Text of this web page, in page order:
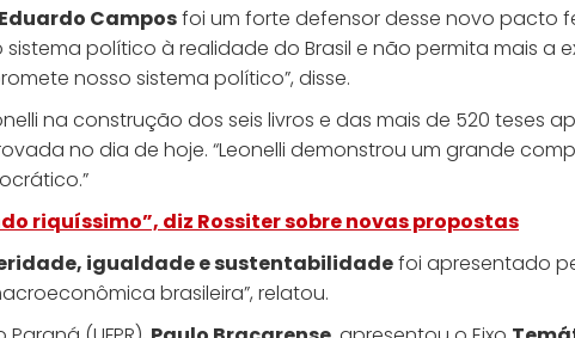
Eduardo Camposfoi um forte defensor desse novo pacto
político à realidade do Brasil e não permita mais a
nosso sistema político”, disse.
na construção dos seis livros e das mais de 520 teses
no dia de hoje. “Leonelli demonstrou um grande
riquíssimo”, diz Rossiter sobre novas propostas
igualdade e sustentabilidadefoi apresentado
brasileira”, relatou.